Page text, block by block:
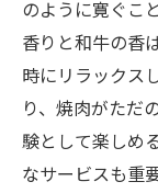
のように寛ぐこ
香りと和牛の香
時にリラックス
り、焼肉がただ
験として楽しめ
なサービスも重